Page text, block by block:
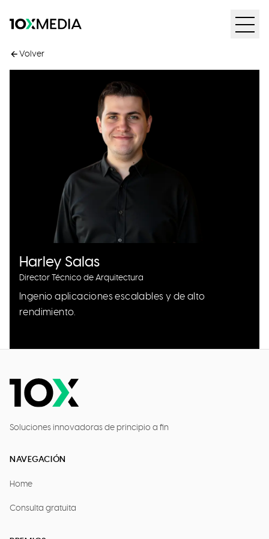
Volver
Harley Salas
Director Técnico de Arquitectura
Ingenio aplicaciones escalables y de alto
rendimiento.
Soluciones innovadoras de principio a fin
NAVEGACIÓN
Home
Consulta gratuita